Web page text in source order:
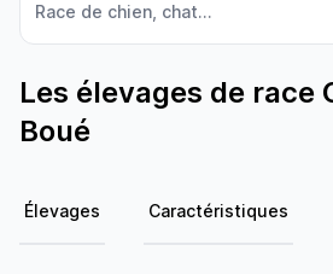
Race de chien, chat...
Les élevages de race
Boué
Élevages Caractéristiques